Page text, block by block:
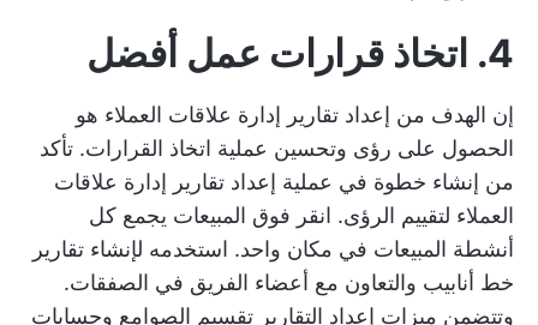
4. اتخاذ قرارات عمل أفضل
إن الهدف من إعداد تقارير إدارة علاقات العملاء هو
الحصول على رؤى وتحسين عملية اتخاذ القرارات. تأكد
من إنشاء خطوة في عملية إعداد تقارير إدارة علاقات
العملاء لتقييم الرؤى. انقر فوق المبيعات يجمع كل
أنشطة المبيعات في مكان واحد. استخدمه لإنشاء تقارير
خط أنابيب والتعاون مع أعضاء الفريق في الصفقات.
وتتضمن ميزات إعداد التقارير تقسيم الصوامع وحسابات